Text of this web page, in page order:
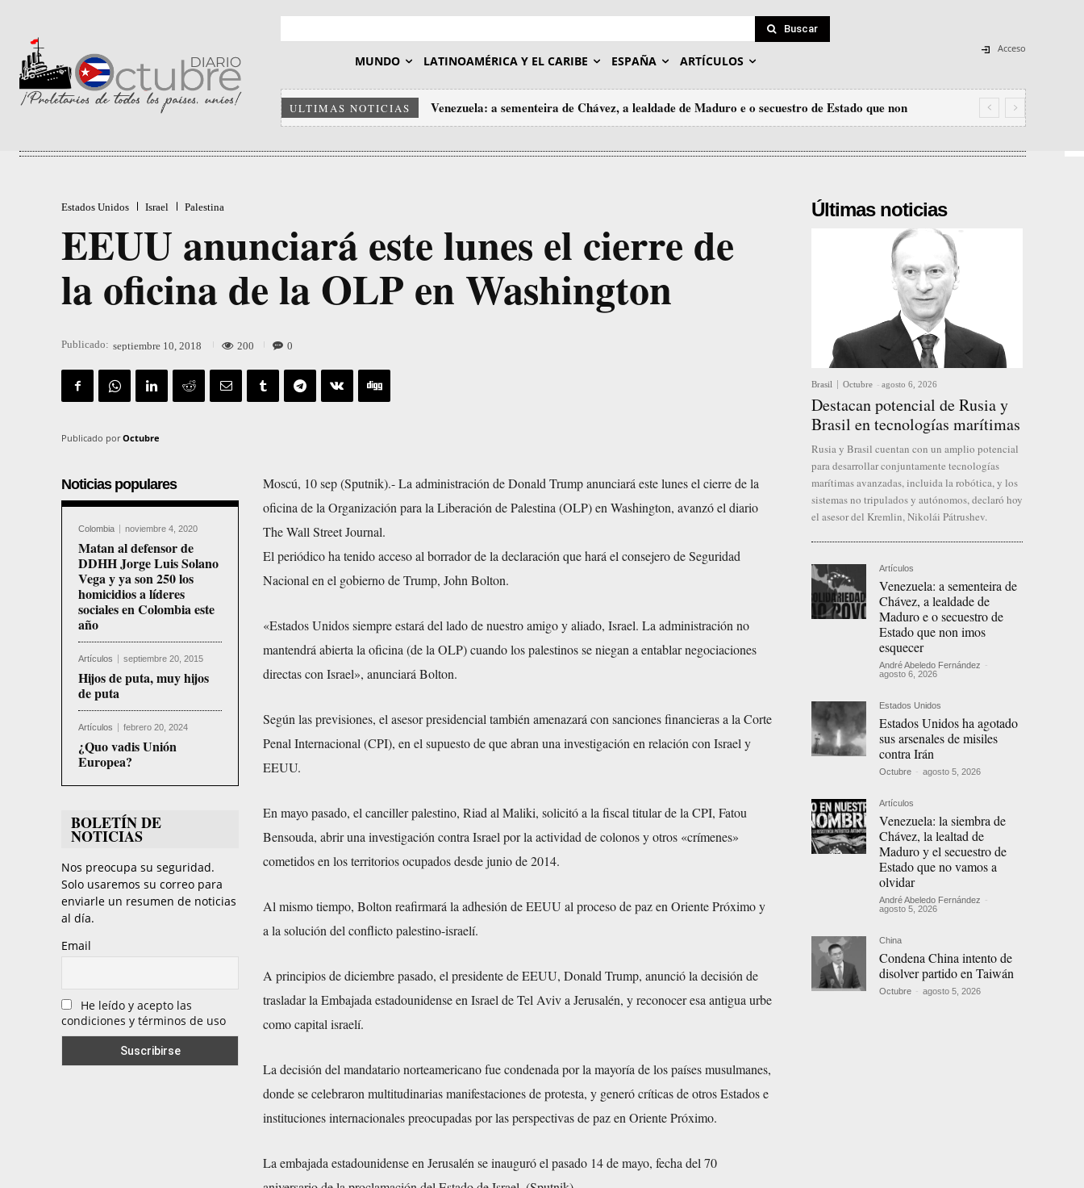
Buscar
MUNDO LATINOAMÉRICA Y EL CARIBE ESPAÑA ARTÍCULOS
Acceso
ULTIMAS NOTICIAS
Venezuela: a sementeira de Chávez, a lealdade de Maduro e o secuestro de Estado que non
imos esquecer
Estados Unidos Israel Palestina
EEUU anunciará este lunes el cierre de
la oficina de la OLP en Washington
Publicado: septiembre 10, 2018 200 0
Publicado por Octubre
Noticias populares
Colombia noviembre 4, 2020
Matan al defensor de
DDHH Jorge Luis Solano
Vega y ya son 250 los
homicidios a líderes
sociales en Colombia este
año
Artículos septiembre 20, 2015
Hijos de puta, muy hijos
de puta
Artículos febrero 20, 2024
¿Quo vadis Unión
Europea?
BOLETÍN DE
NOTICIAS
Nos preocupa su seguridad.
Solo usaremos su correo para
enviarle un resumen de noticias
al día.
Email
He leído y acepto las
condiciones y términos de uso
Moscú, 10 sep (Sputnik).- La administración de Donald Trump anunciará este lunes el cierre de la
oficina de la Organización para la Liberación de Palestina (OLP) en Washington, avanzó el diario
The Wall Street Journal.
El periódico ha tenido acceso al borrador de la declaración que hará el consejero de Seguridad
Nacional en el gobierno de Trump, John Bolton.
«Estados Unidos siempre estará del lado de nuestro amigo y aliado, Israel. La administración no
mantendrá abierta la oficina (de la OLP) cuando los palestinos se niegan a entablar negociaciones
directas con Israel», anunciará Bolton.
Según las previsiones, el asesor presidencial también amenazará con sanciones financieras a la Corte
Penal Internacional (CPI), en el supuesto de que abran una investigación en relación con Israel y
EEUU.
En mayo pasado, el canciller palestino, Riad al Maliki, solicitó a la fiscal titular de la CPI, Fatou
Bensouda, abrir una investigación contra Israel por la actividad de colonos y otros «crímenes»
cometidos en los territorios ocupados desde junio de 2014.
Al mismo tiempo, Bolton reafirmará la adhesión de EEUU al proceso de paz en Oriente Próximo y
a la solución del conflicto palestino-israelí.
A principios de diciembre pasado, el presidente de EEUU, Donald Trump, anunció la decisión de
trasladar la Embajada estadounidense en Israel de Tel Aviv a Jerusalén, y reconocer esa antigua urbe
como capital israelí.
La decisión del mandatario norteamericano fue condenada por la mayoría de los países musulmanes,
donde se celebraron multitudinarias manifestaciones de protesta, y generó críticas de otros Estados e
instituciones internacionales preocupadas por las perspectivas de paz en Oriente Próximo.
La embajada estadounidense en Jerusalén se inauguró el pasado 14 de mayo, fecha del 70
Últimas noticias
Brasil Octubre - agosto 6, 2026
Destacan potencial de Rusia y
Brasil en tecnologías marítimas
Rusia y Brasil cuentan con un amplio potencial
para desarrollar conjuntamente tecnologías
marítimas avanzadas, incluida la robótica, y los
sistemas no tripulados y autónomos, declaró hoy
el asesor del Kremlin, Nikolái Pátrushev.
Artículos
Venezuela: a sementeira de
Chávez, a lealdade de
Maduro e o secuestro de
Estado que non imos
esquecer
André Abeledo Fernández -
agosto 6, 2026
Estados Unidos
Estados Unidos ha agotado
sus arsenales de misiles
contra Irán
Octubre - agosto 5, 2026
Artículos
Venezuela: la siembra de
Chávez, la lealtad de
Maduro y el secuestro de
Estado que no vamos a
olvidar
André Abeledo Fernández -
agosto 5, 2026
China
Condena China intento de
disolver partido en Taiwán
Octubre - agosto 5, 2026